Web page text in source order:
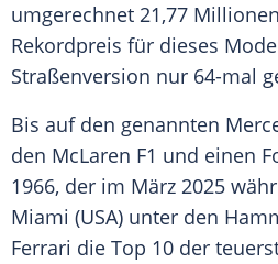
umgerechnet 21,77
Rekordpreis für dieses
Straßenversion nur 64-mal
Bis auf den genannten
den McLaren F1 und einen
1966, der im März 2025
Miami (USA) unter den
Ferrari die Top 10 der